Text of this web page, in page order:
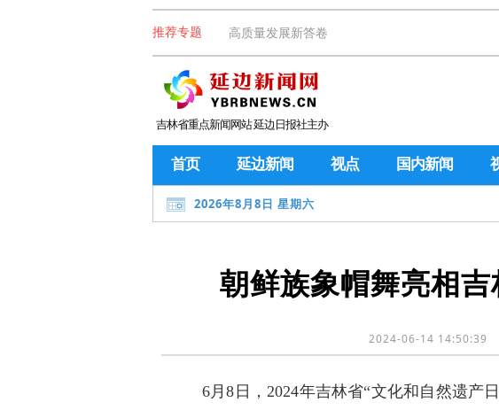
推荐专题 高质量发展新答卷
吉林省重点新闻网站 延边日报社主办
首页 延边新闻 视点 国内新闻
2026年8月8日 星期六
朝鲜族象帽舞亮相
2024-06-14 14:50:39
6月8日，2024年吉林省“文化和自然遗产